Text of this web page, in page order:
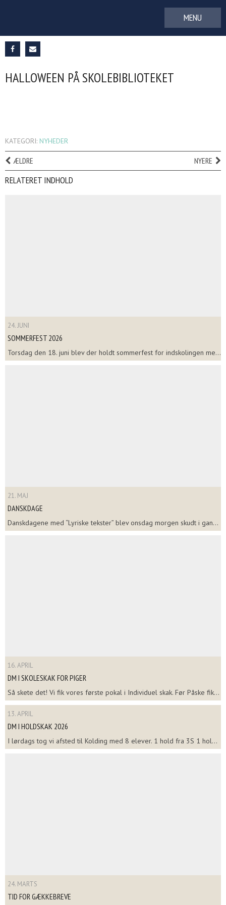
HALLOWEEN PÅ SKOLEBIBLIOTEKET
KATEGORI: NYHEDER
ÆLDRE NYERE
RELATERET INDHOLD
24. JUNI
SOMMERFEST 2026
Torsdag den 18. juni blev der holdt sommerfest for indskolingen me...
21. MAJ
DANSKDAGE
Danskdagene med “Lyriske tekster” blev onsdag morgen skudt i gan...
16. APRIL
DM I SKOLESKAK FOR PIGER
Så skete det! Vi fik vores første pokal i Individuel skak. Før Påske fik...
13. APRIL
DM I HOLDSKAK 2026
I lørdags tog vi afsted til Kolding med 8 elever. 1 hold fra 3S 1 hol...
24. MARTS
TID FOR GÆKKEBREVE